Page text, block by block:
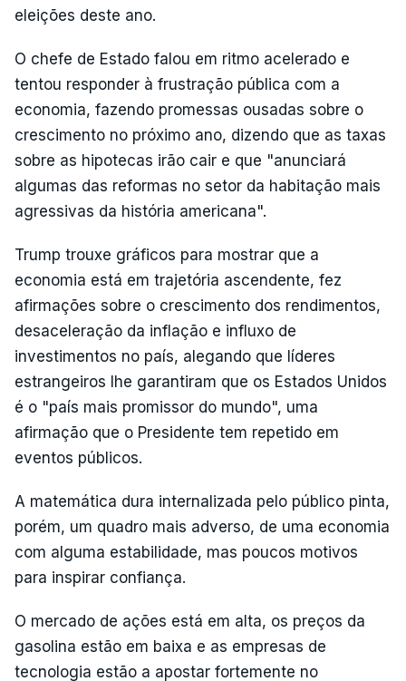
eleições deste ano.
O chefe de Estado falou em ritmo acelerado e
tentou responder à frustração pública com a
economia, fazendo promessas ousadas sobre o
crescimento no próximo ano, dizendo que as taxas
sobre as hipotecas irão cair e que "anunciará
algumas das reformas no setor da habitação mais
agressivas da história americana".
Trump trouxe gráficos para mostrar que a
economia está em trajetória ascendente, fez
afirmações sobre o crescimento dos rendimentos,
desaceleração da inflação e influxo de
investimentos no país, alegando que líderes
estrangeiros lhe garantiram que os Estados Unidos
é o "país mais promissor do mundo", uma
afirmação que o Presidente tem repetido em
eventos públicos.
A matemática dura internalizada pelo público pinta,
porém, um quadro mais adverso, de uma economia
com alguma estabilidade, mas poucos motivos
para inspirar confiança.
O mercado de ações está em alta, os preços da
gasolina estão em baixa e as empresas de
tecnologia estão a apostar fortemente no